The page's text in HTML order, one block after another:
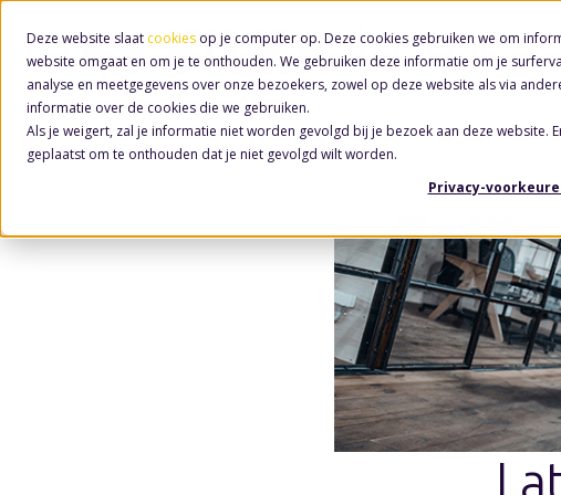
Deze website slaat cookies op je computer op. Deze cookies gebruiken we om
website omgaat en om je te onthouden. We gebruiken deze informatie om je
analyse en meetgegevens over onze bezoekers, zowel op deze website als via
informatie over de cookies die we gebruiken.
Als je weigert, zal je informatie niet worden gevolgd bij je bezoek aan deze website.
geplaatst om te onthouden dat je niet gevolgd wilt worden.
Privacy-